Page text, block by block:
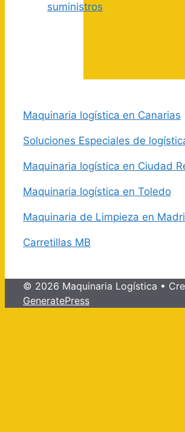
suministros
Maquinaria logística en Canarias
Soluciones Especiales de
Maquinaria logística en Ciudad
Maquinaria logística en Toledo
Maquinaria de Limpieza en
Carretillas MB
© 2026 Maquinaria Logística •
GeneratePress